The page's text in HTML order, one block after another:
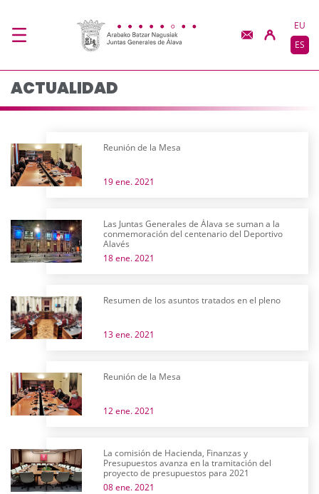
Actualidad - JJGG-
EU
ES
ACTUALIDAD
Reunión de la Mesa
19 ene. 2021
Las Juntas Generales de Álava se suman a la
conmemoración del centenario del Deportivo
Alavés
18 ene. 2021
Resumen de los asuntos tratados en el pleno
13 ene. 2021
Reunión de la Mesa
12 ene. 2021
La comisión de Hacienda, Finanzas y
Presupuestos avanza en la tramitación del
proyecto de presupuestos para 2021
08 ene. 2021